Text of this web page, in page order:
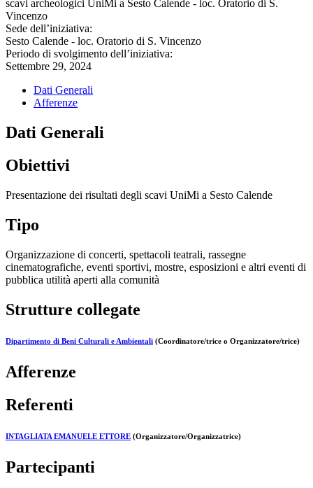
scavi archeologici UniMi a Sesto Calende - loc. Oratorio di S.
Vincenzo
Sede dell’iniziativa:
Sesto Calende - loc. Oratorio di S. Vincenzo
Periodo di svolgimento dell’iniziativa:
Settembre 29, 2024
Dati Generali
Afferenze
Dati Generali
Obiettivi
Presentazione dei risultati degli scavi UniMi a Sesto Calende
Tipo
Organizzazione di concerti, spettacoli teatrali, rassegne
cinematografiche, eventi sportivi, mostre, esposizioni e altri eventi di
pubblica utilità aperti alla comunità
Strutture collegate
Dipartimento di Beni Culturali e Ambientali (Coordinatore/trice o Organizzatore/trice)
Afferenze
Referenti
INTAGLIATA EMANUELE ETTORE (Organizzatore/Organizzatrice)
Partecipanti